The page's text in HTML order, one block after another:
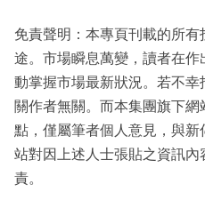
免責聲明：本專頁刊載的所
途。市場瞬息萬變，讀者在
動掌握市場最新狀況。若不
關作者無關。而本集團旗下
點，僅屬筆者個人意見，與
站對因上述人士張貼之資訊
責。